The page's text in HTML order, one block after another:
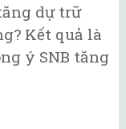
dự trữ
Kết quả là
ý SNB tăng